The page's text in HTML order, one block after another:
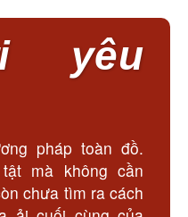
yêu
pháp toàn đồ.
mà không cần
chưa tìm ra cách